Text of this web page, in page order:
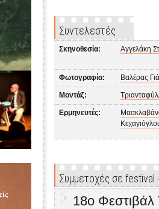
Συντελεστές
Σκηνοθεσία: Αγγελάκη
Φωτογραφία: Βαλέρας
Μοντάζ:
Ερμηνευτές:
Συμμετοχές σε
18ο